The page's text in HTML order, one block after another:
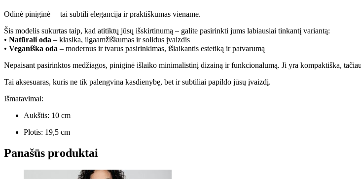
Odinė piniginė – tai subtili elegancija ir praktiškumas viename.
Šis modelis sukurtas taip, kad atitiktų jūsų išskirtinumą – galite pasirinkti jums labiausiai tinkantį variantą:
• Natūrali oda – klasika, ilgaamžiškumas ir solidus įvaizdis
• Veganiška oda – modernus ir tvarus pasirinkimas, išlaikantis estetiką ir patvarumą
Nepaisant pasirinktos medžiagos, piniginė išlaiko minimalistinį dizainą ir funkcionalumą. Ji yra kompaktiška,
Tai aksesuaras, kuris ne tik palengvina kasdienybę, bet ir subtiliai papildo jūsų įvaizdį.
Išmatavimai:
Aukštis: 10 cm
Plotis: 19,5 cm
Panašūs produktai